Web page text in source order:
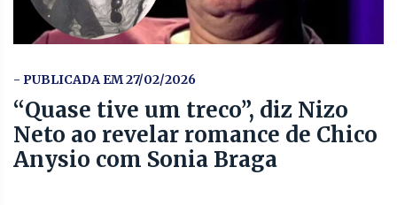
- PUBLICADA EM 27/02/2026
“Quase tive um treco”, diz Nizo
Neto ao revelar romance de Chico
Anysio com Sonia Braga